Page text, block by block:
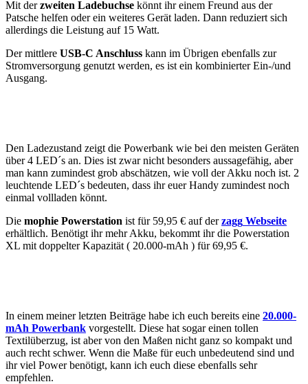
Mit derzweiten Ladebuchse könnt ihr einem Freund aus der
Patsche helfen oder ein weiteres Gerät laden. Dann reduziert sich
allerdings die Leistung auf 15 Watt.
Der mittlere USB-C Anschluss kann im Übrigen ebenfalls zur
Stromversorgung genutzt werden, es ist ein kombinierter Ein-/und
Ausgang.
Den Ladezustand zeigt die Powerbank wie bei den meisten Geräten
über 4 LED´s an. Dies ist zwar nicht besonders aussagefähig, aber
man kann zumindest grob abschätzen, wie voll der Akku noch ist. 2
leuchtende LED´s bedeuten, dass ihr euer Handy zumindest noch
einmal vollladen könnt.
Die mophie Powerstation ist für 59,95 € auf derzagg Webseite
erhältlich. Benötigt ihr mehr Akku, bekommt ihr die Powerstation
XL mit doppelter Kapazität ( 20.000-mAh ) für 69,95 €.
In einem meiner letzten Beiträge habe ich euch bereits eine 20.000-
mAh Powerbank vorgestellt. Diese hat sogar einen tollen
Textilüberzug, ist aber von den Maßen nicht ganz so kompakt und
auch recht schwer. Wenn die Maße für euch unbedeutend sind und
ihr viel Power benötigt, kann ich euch diese ebenfalls sehr
empfehlen.